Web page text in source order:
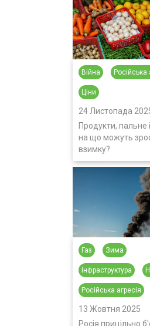
Війна Російська
Ціни
24 Листопада
Продукти, пальне
на що можуть
взимку?
Газ Зима
Інфраструктура
Російська агресія
13 Жовтня 2025
Росія прицільно